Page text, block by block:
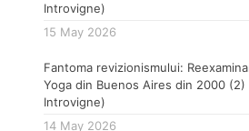
Introvigne)
15 May 2026
Fantoma revizionismului:
Yoga din Buenos Aires din 2000 (2)
Introvigne)
14 May 2026